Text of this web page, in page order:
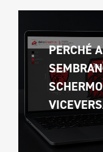
PERCHÉ